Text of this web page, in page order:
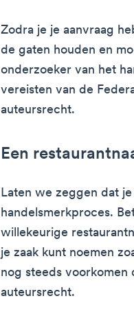
Zodra je je aanvraag
de gaten houden en
onderzoeker van het
vereisten van de
auteursrecht.
Een
Laten we zeggen dat
handelsmerkproces.
willekeurige
je zaak kunt noemen
nog steeds voorkomen
auteursrecht.